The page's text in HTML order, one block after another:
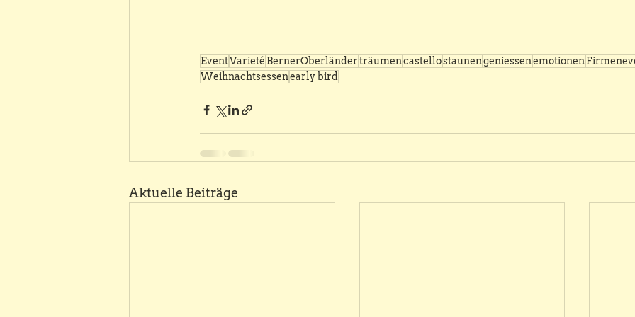
EventVarieté BernerOberländerträumencastellostaunengeniessenemotionen
Weihnachtsessenearly bird
Aktuelle Beiträge